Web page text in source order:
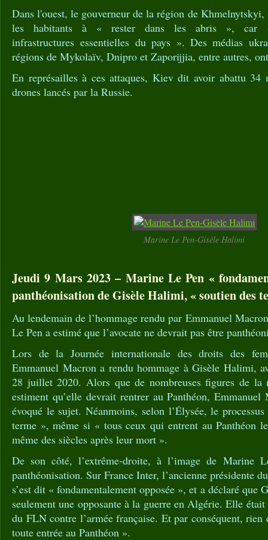
Dans l'ouest, le gouverneur de la région de
les habitants à « rester dans les abris », car
infrastructuresessentielles du pays ». Des médias
régions de Mykolaïv, Dnipro et Zaporijjia, entre autres,
En représailles à ces attaques, Kiev dit avoir abattu 34
drones lancés par la Russie.
Marine Le Pen-Gisèle Halimi
Jeudi 9 Mars 2023 – Marine Le Pen «
panthéonisation de Gisèle Halimi, « soutien des
Au lendemain de l’hommage rendu par Emmanuel
Le Pen a estimé que l’avocate ne devrait pas être
Lors de la Journée internationale des droits des
Emmanuel Macron a rendu hommage à Gisèle Halimi,
28 juillet 2020. Alors que de nombreuses figures de la
estiment qu’elle devrait rentrer au Panthéon, Emmanuel
évoqué le sujet. Néanmoins, selon l’Élysée, le
terme », même si « tous ceux qui entrent au Panthéon
même des siècles après leur mort ».
De son côté, l’extrême-droite, à l’image de Marine
panthéonisation. Sur France Inter, l’ancienne présidente
s’est dit « fondamentalement opposée », et a déclaré que
seulement une opposante à la guerre en Algérie. Elle
du FLN contre l’armée française. Et par conséquent,
toute entrée au Panthéon ».